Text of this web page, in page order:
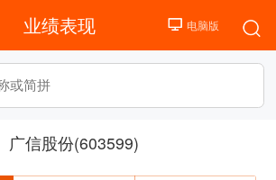
业绩表现
广信股份(603599)